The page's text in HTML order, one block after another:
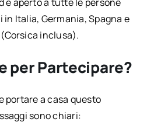
Italia, Germania, Spagna e
inclusa).
per Partecipare?
portare a casa questo
sono chiari: